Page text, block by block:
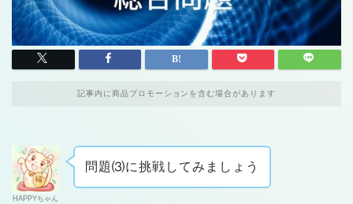
記事内に商品プロモーションを含む場合があります
HAPPYちゃん
問題⑶に挑戦してみましょう